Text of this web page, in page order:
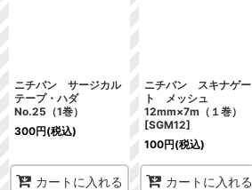
ニチバン サージカル
テープ・ハダ
No.25（1巻）
300円(税込)
カートに入れる
ニチバン スキナゲー
ト メッシュ
12mm×7m（１巻）
[SGM12]
100円(税込)
カートに入れる